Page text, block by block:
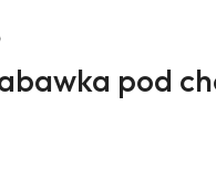
pod